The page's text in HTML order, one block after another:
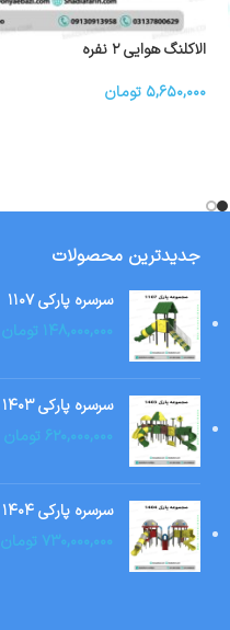
الاکلنگ هوایی ۲ نفره
۵,۶۵۰,۰۰۰ تومان
جدیدترین محصولات
سرسره پارکی ۱۱۰۷
۱۴۸,۰۰۰,۰۰۰ تومان
سرسره پارکی ۱۴۰۳
۶۲۰,۰۰۰,۰۰۰ تومان
سرسره پارکی ۱۴۰۴
۷۳۰,۰۰۰,۰۰۰ تومان